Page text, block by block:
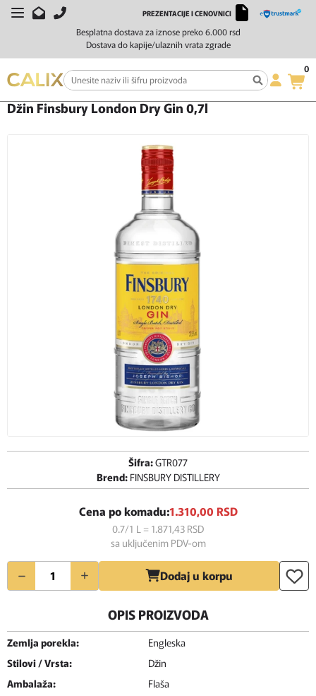
Besplatna dostava za iznose preko 6.000 rsd
Dostava do kapije/ulaznih vrata zgrade
PREZENTACIJE I CENOVNICI
0
Početna Žestoka pića Džin Džin Finsbury London Dry Gin 0,7l
Džin Finsbury London Dry Gin 0,7l
Šifra:GTR077
Brend: FINSBURY DISTILLERY
Cena po komadu:1.310,00 RSD
0.7/1 L = 1.871,43 RSD
sa uključenim PDV-om
Količina Dodaj u korpu
OPIS PROIZVODA
Zemlja porekla:
Engleska
Stilovi / Vrsta:
Džin
Ambalaža:
Flaša